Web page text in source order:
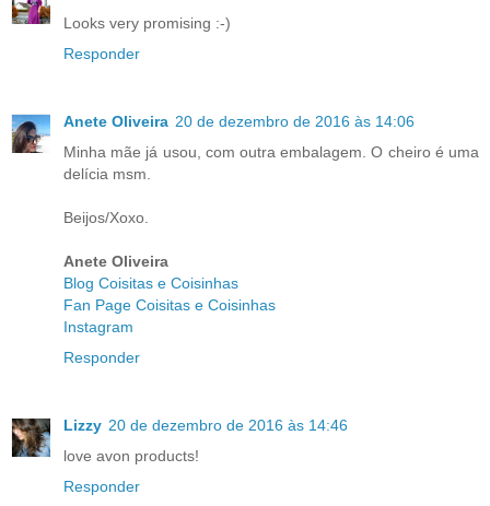
Looks very promising :-)
Responder
Anete Oliveira 20 de dezembro de 2016 às 14:06
Minha mãe já usou, com outra embalagem. O cheiro é uma
delícia msm.
Beijos/Xoxo.
Anete Oliveira
Blog Coisitas e Coisinhas
Fan Page Coisitas e Coisinhas
Instagram
Responder
Lizzy 20 de dezembro de 2016 às 14:46
love avon products!
Responder